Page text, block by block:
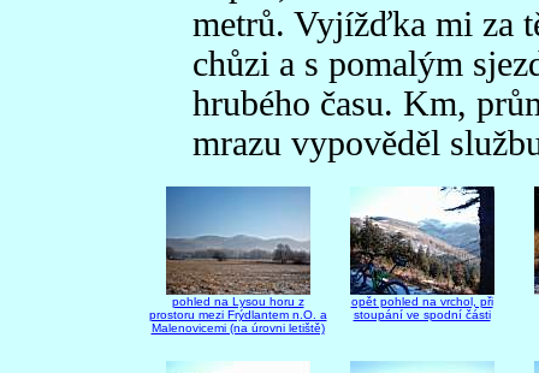
metrů. Vyjížďka mi za
chůzi a s pomalým
hrubého času. Km,
mrazu vypověděl
pohled na Lysou horu z
prostoru mezi Frýdlantem n.O. a
Malenovicemi (na úrovni letiště)
opět pohled na vrchol, při
stoupání ve spodní části